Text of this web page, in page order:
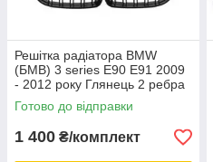
Решітка радіатора BMW
(БМВ) 3 series E90 E91 2009
- 2012 року Глянець 2 ребра
Ніздрі BMW E90 2009 - 2012
Готово до відправки
1 400 ₴/комплект